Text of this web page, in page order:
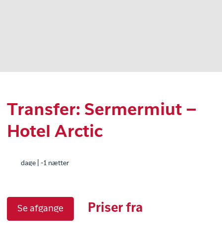
Transfer: Sermermiut –
Hotel Arctic
dage | -1 nætter
Se afgange Priser fra